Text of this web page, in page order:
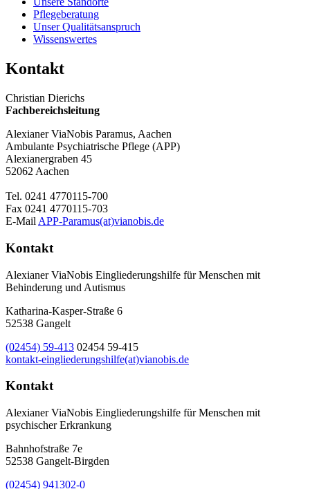
Pflegeberatung
Unser Qualitätsanspruch
Wissenswertes
Kontakt
Christian Dierichs
Fachbereichsleitung
Alexianer ViaNobis Paramus, Aachen
Ambulante Psychiatrische Pflege (APP)
Alexianergraben 45
52062 Aachen
Tel. 0241 4770115-700
Fax 0241 4770115-703
E-Mail APP-Paramus(at)vianobis.de
Kontakt
Alexianer ViaNobis Eingliederungshilfe für Menschen mit
Behinderung und Autismus
Katharina-Kasper-Straße 6
52538 Gangelt
(02454) 59-413 02454 59-415
kontakt-eingliederungshilfe(at)vianobis.de
Kontakt
Alexianer ViaNobis Eingliederungshilfe für Menschen mit
psychischer Erkrankung
Bahnhofstraße 7e
52538 Gangelt-Birgden
(02454) 941302-0